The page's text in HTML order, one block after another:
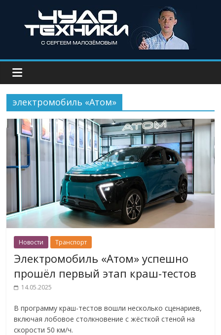
электромобиль «Атом»
Новости Транспорт
Электромобиль «Атом» успешно
прошёл первый этап краш-тестов
14.05.2025
В программу краш-тестов вошли несколько сценариев,
включая лобовое столкновение с жёсткой стеной на
скорости 50 км/ч.